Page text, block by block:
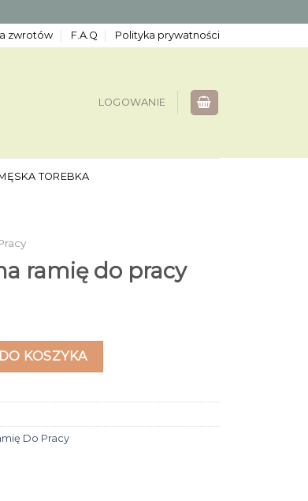
zwrotów F.A.Q Polityka prywatności
LOGOWANIE
TOREBKA
ramię do pracy
do pracy
KOSZYKA
Do Pracy